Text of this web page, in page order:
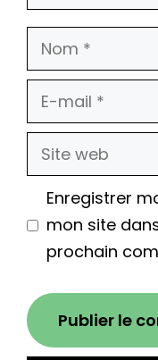
Nom
E-
mail
Site
web
Enregistrer
mon site
prochain